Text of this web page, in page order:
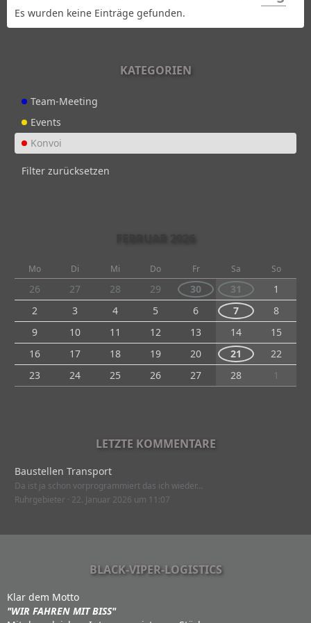
Es wurden keine Einträge gefunden.
KATEGORIEN
Team-Meeting
Events
Konvoi
Filter zurücksetzen
Mo Di Mi Do Fr Sa So
26 27 28 29 30 31
1
2
3 4 5 6 7
8
9
10 11 12 13 14
15
16
17 18 19 20 21
22
23
24 25 26 27 28 1
LETZTE KOMMENTARE
Baustellen Transport
Da ist ja schon vorprogrammiert das ich wieder…
Ruhrgebieter 22. Januar 2026 um 11:07
BLACK-VIPER-LOGISTICS
Klar dem Motto
"WIR FAHREN MIT BISS"